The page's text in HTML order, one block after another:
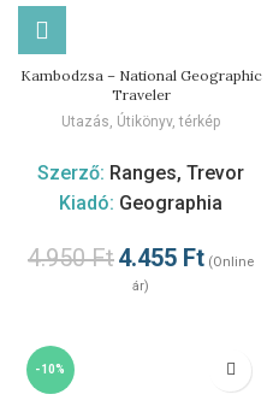
Kambodzsa – National Geographic
Traveler
Utazás Útikönyv, térkép
Szerző: Ranges, Trevor
Kiadó: Geographia
4.950Ft4.455 Ft (Online
ár)
-10%